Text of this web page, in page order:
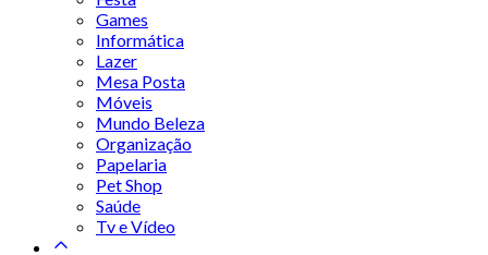
Games
Informática
Lazer
Mesa Posta
Móveis
Mundo Beleza
Organização
Papelaria
Pet Shop
Saúde
Tv e Vídeo